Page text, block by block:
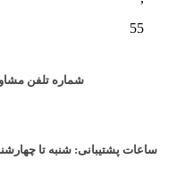
55
شماره تلفن
ساعات پشتیبانی: شنبه تا